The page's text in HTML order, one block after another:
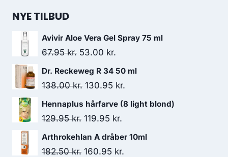
NYE TILBUD
Avivir Aloe Vera Gel Spray 75 ml
67.95kr. Den
oprindelige
pris
var:
67.95 kr..
53.00 kr.
aktuelle
pris
er:
Dr. Reckeweg R 34 50 ml
138.00kr. Den
oprindelige
pris
138.00 kr..
130.95 kr.
aktuelle
Hennaplus hårfarve (8 light blond)
129.95kr. Den
oprindelige
pris
119.95 kr.
aktuelle
pris
Arthrokehlan A dråber 10ml
182.50kr. Den
160.95 kr.